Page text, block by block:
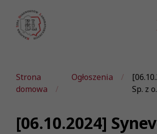
Strona
domowa
Ogłoszenia
Sp. z
[06.10.2024]